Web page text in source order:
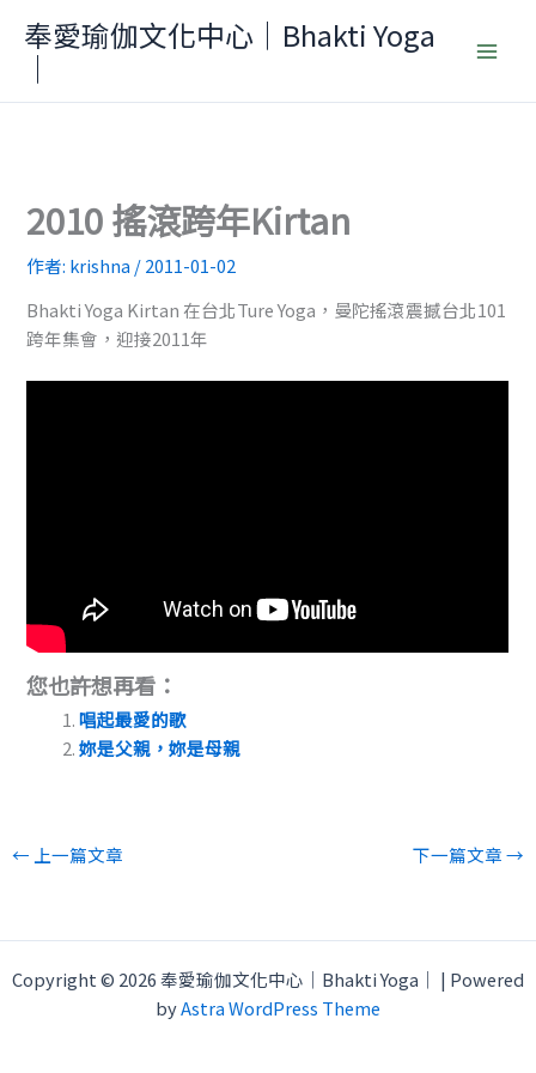
要
奉愛瑜伽文化中心｜Bhakti Yoga
｜
2010 搖滾跨年Kirtan
作者: krishna /2011-01-02
Bhakti Yoga Kirtan 在台北Ture Yoga，曼陀搖滾震撼台北101
跨年集會，迎接2011年
您也許想再看：
唱起最愛的歌
妳是父親，妳是母親
← 上一篇文章 下一篇文章→
Copyright © 2026 奉愛瑜伽文化中心｜Bhakti Yoga｜ | Powered
byAstra WordPress Theme